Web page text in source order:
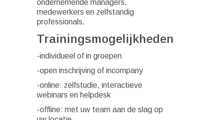
ondernemende managers,
medewerkers en zelfstandig
professionals.
Trainingsmogelijkheden
-individueel of in groepen
-open inschrijving of incompany
-online: zelfstudie, interactieve
webinars en helpdesk
-offline: met uw team aan de slag op